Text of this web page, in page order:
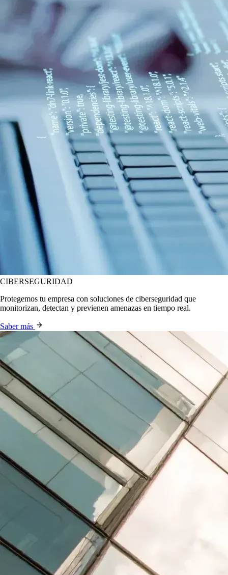
CIBERSEGURIDAD
Protegemos tu empresa con soluciones de ciberseguridad que
monitorizan, detectan y previenen amenazas en tiempo real.
Saber más